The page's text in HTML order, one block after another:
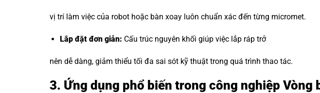
vị trí làm việc của robot hoặc bàn xoay luôn chuẩn xác đến từng micromet.
Lắp đặt đơn giản: Cấu trúc nguyên khối giúp việc lắp ráp trở
nên dễ dàng, giảm thiểu tối đa sai sót kỹ thuật trong quá trình thao tác.
3. Ứng dụng phổ biến trong công nghiệp Vòng